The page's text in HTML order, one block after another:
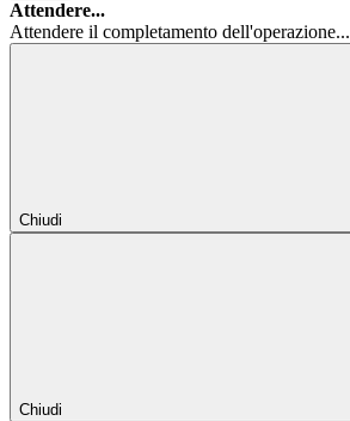
Attendere...
Attendere il completamento dell'operazione...
Chiudi
Chiudi